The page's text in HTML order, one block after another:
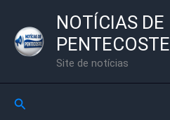
para
NOTÍCIAS DE
PENTECOSTE
Site de notícias
Pesquisar